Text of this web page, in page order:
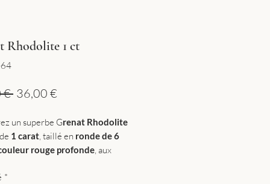
Rhodolite 1 ct
€ Prix
36,00 €
un superbe Grenat Rhodolite
de 1 carat , taillé en ronde de 6
rouge profonde , aux
et élégant.
*